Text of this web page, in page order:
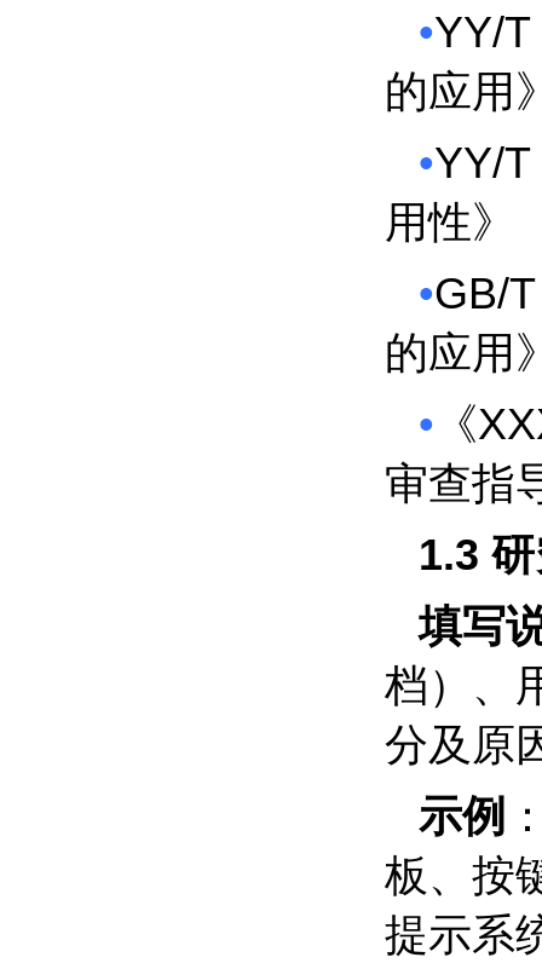
•YY/
的应用
•YY/
用性》
•GB/
的应用
• 《
审查指
1.3
填写
档）、
分及原
示例
板、按
提示系